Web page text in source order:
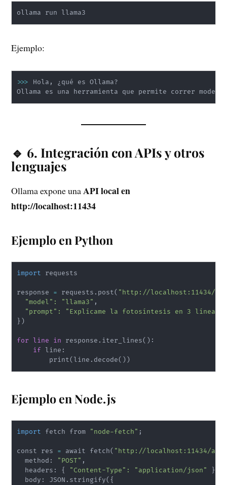
ollama run llama3
Ejemplo:
>>>
Hola, ¿qué es Ollama?
Ollama es una herramienta que permite correr
🔹 6. Integración con APIs y otros
lenguajes
Ollama expone unaAPI local en
http://localhost:11434
Ejemplo en Python
import requests
response = requests.post( "http://localhost:11434/
"model" : "llama3" ,
"prompt" :
"Explícame la fotosíntesis en 3 líneas"
} )
for line in response.iter_lines( ) :
if line:
        print
(line.decode( ))
Ejemplo en Node.js
import fetch from "node-fetch" ;
const res = await fetch( "http://localhost:11434/api/
  method:
"POST" ,
  headers:
{ "Content-Type" : "application/json" }
  body: JSON.stringify
( {